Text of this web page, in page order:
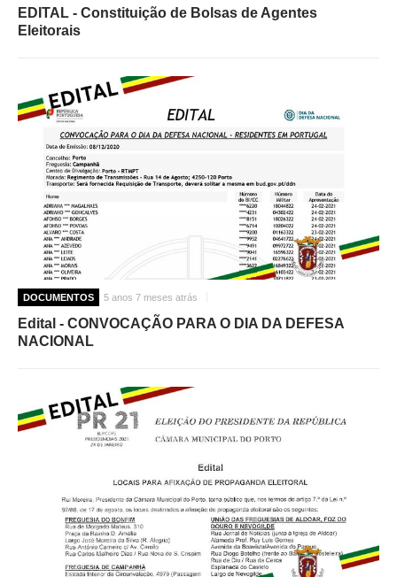
EDITAL - Constituição de Bolsas de Agentes
Eleitorais
DOCUMENTOS 5 anos 7 meses atrás
Edital - CONVOCAÇÃO PARA O DIA DA DEFESA
NACIONAL